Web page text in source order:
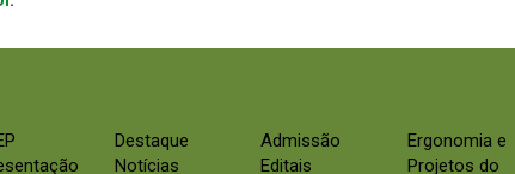
Destaque
Notícias
Admissão
Editais
Ergonomia e
Projetos do